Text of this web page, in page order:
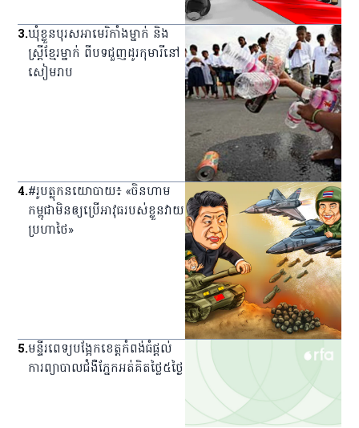
3.ឃុំ​ខ្លួន​បុរស​អាមេរិកាំង​ម្នាក់ និង​
ស្ត្រី​ខ្មែរ​ម្នាក់ ពី​បទ​ជួញ​ដូរ​កុមារី​នៅ​
សៀមរាប
4.#រូបត្លុកនយោបាយ៖ «ចិនហាម
កម្ពុជាមិនឲ្យប្រើអាវុធរបស់ខ្លួនវាយ
ប្រហាថៃ»
5.មន្ទីរពេទ្យ​បង្អែក​ខេត្ត​កំពង់ធំ​ផ្ដល់​
ការ​ព្យាបាល​ជំងឺ​ភ្នែក​អត់​គិត​ថ្លៃ​៥​ថ្ងៃ